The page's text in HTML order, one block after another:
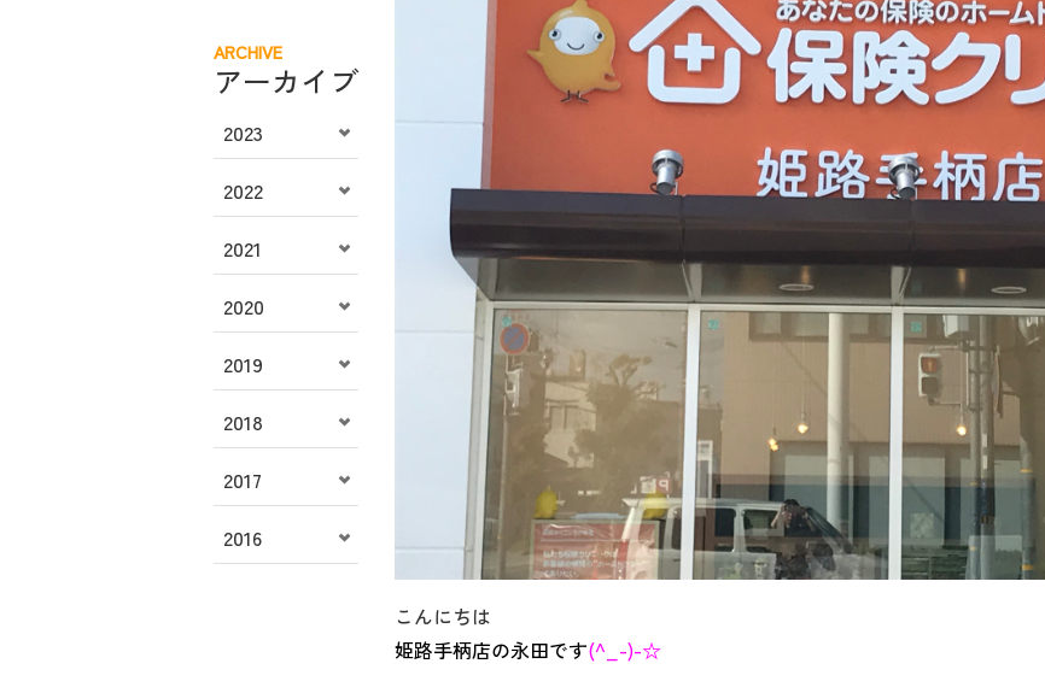
こんにちは
姫路手柄店の永田です(^_-)-☆
ARCHIVE
アーカイブ
2023
2022
2021
2020
2019
2018
2017
2016